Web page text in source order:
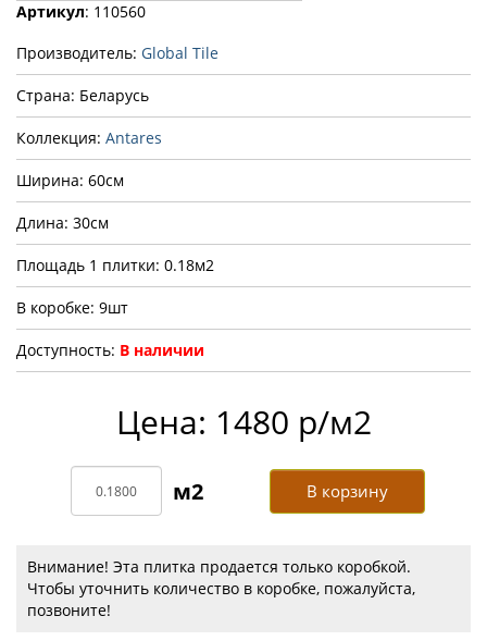
Артикул: 110560
Производитель: Global Tile
Страна: Беларусь
Коллекция: Antares
Ширина: 60см
Длина: 30см
Площадь 1 плитки: 0.18м2
В коробке: 9шт
Доступность: В наличии
Цена: 1480 р/м2
В корзину
Внимание! Эта плитка продается только коробкой.
Чтобы уточнить количество в коробке, пожалуйста,
позвоните!